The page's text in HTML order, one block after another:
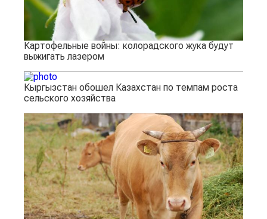
Картофельные войны: колорадского жука будут
выжигать лазером
Кыргызстан обошел Казахстан по темпам роста
сельского хозяйства